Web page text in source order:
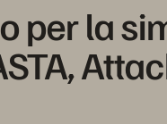
per la